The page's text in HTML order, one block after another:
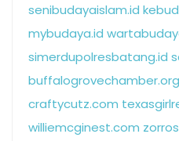
senibudayaislam.id
mybudaya.id
simerdupolresbatang.id
buffalogrovechamber.org
craftycutz.com
williemcginest.com